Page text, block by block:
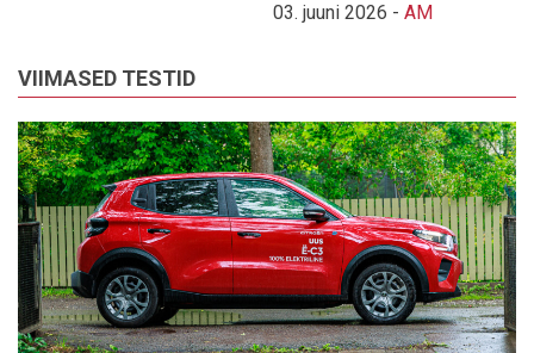
03. juuni 2026 - AM
VIIMASED TESTID